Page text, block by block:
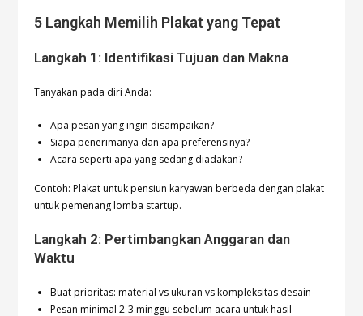
5 Langkah Memilih Plakat yang Tepat
Langkah 1: Identifikasi Tujuan dan Makna
Tanyakan pada diri Anda:
Apa pesan yang ingin disampaikan?
Siapa penerimanya dan apa preferensinya?
Acara seperti apa yang sedang diadakan?
Contoh: Plakat untuk pensiun karyawan berbeda dengan plakat
untuk pemenang lomba startup.
Langkah 2: Pertimbangkan Anggaran dan
Waktu
Buat prioritas: material vs ukuran vs kompleksitas desain
Pesan minimal 2-3 minggu sebelum acara untuk hasil